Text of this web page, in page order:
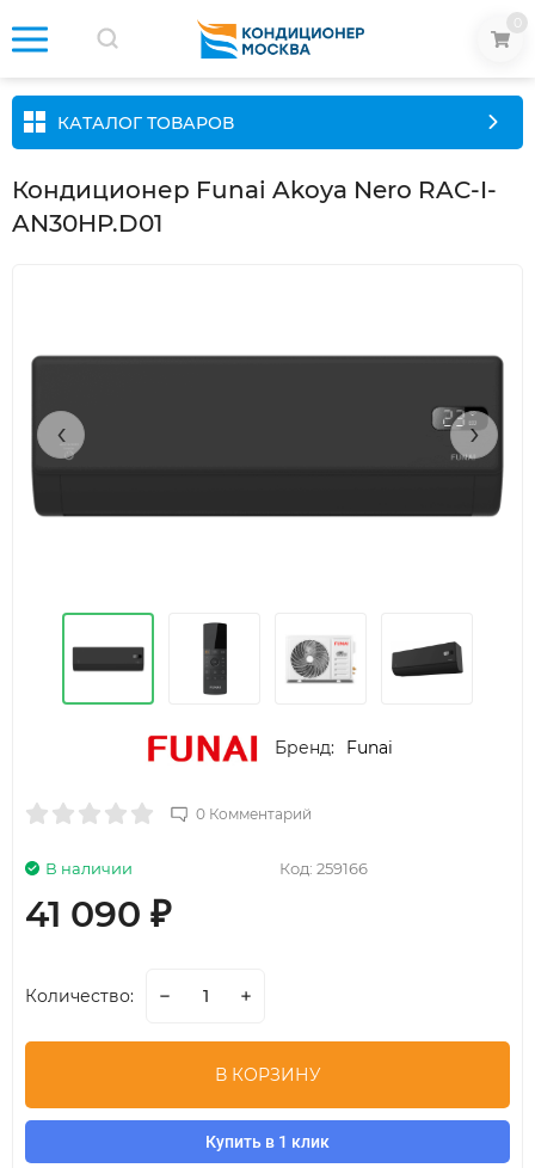
КАТАЛОГ ТОВАРОВ
Кондиционер Funai Akoya Nero RAC-I-
AN30HP.D01
‹ ›
Бренд: Funai
0 Комментарий
Код: 259166
В наличии
41 090 ₽
Количество:
В КОРЗИНУ
Купить в 1 клик